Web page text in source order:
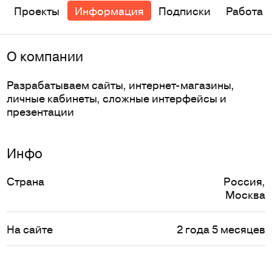
Проекты Информация Подписки Работа
Инфо
Страна Россия,
Москва
На сайте 2 года 5 месяцев
О компании
Разрабатываем сайты, интернет-магазины,
личные кабинеты, сложные интерфейсы и
презентации